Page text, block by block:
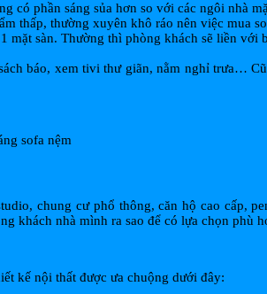
có phần sáng sủa hơn so với các ngôi nhà
thấp, thường xuyên khô ráo nên việc mua
sàn. Thường thì phòng khách sẽ liền
báo, xem tivi thư giãn, nằm nghỉ trưa…
sofa nệm
chung cư phổ thông, căn hộ cao cấp,
khách nhà mình ra sao để có lựa chọn phù
kế nội thất được ưa chuộng dưới đây: